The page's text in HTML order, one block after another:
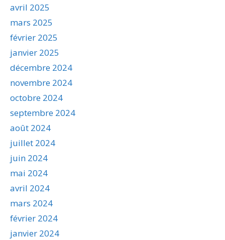
avril 2025
mars 2025
février 2025
janvier 2025
décembre 2024
novembre 2024
octobre 2024
septembre 2024
août 2024
juillet 2024
juin 2024
mai 2024
avril 2024
mars 2024
février 2024
janvier 2024